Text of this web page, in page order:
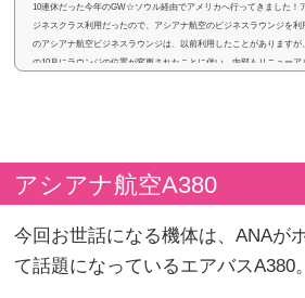
10連休だった今年のGW☆ソウル経由でアメリカへ行ってきました！
ジネスクラス利用だったので、アシアナ航空のビジネスラウンジを利
のアシアナ航空ビジネスラウンジは、以前利用したことがありますが
の10月にラウンジの位置が変更されたことに伴い、内部もリニューア
アシアナ航空A380
今回お世話になる機体は、ANAが
て話題になっているエアバスA380。